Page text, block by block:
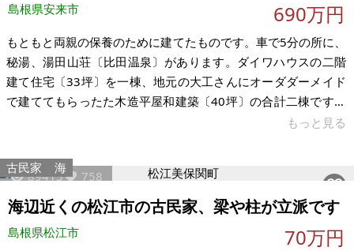
島根県安来市 690万円
もともと両親の保養のために建てたものです。車で5分の所に、
秘湯、湯田山荘〔比田温泉〕があります。ダイワハウスの二階
建て住宅〔33坪〕を一棟、地元の大工さんにオーダダーメイド
で建ててもらったた木造平屋和建築〔40坪〕の合計二棟です。
両親高齢のため現在荷物を全部出して、空室状態です。物件の
車で5分圏内に温泉がある点、中国山地の静かな場所に位置して
いる点で、米子インター、大山インターまで、車で1時間以内
で、イマイチな点は、道路から玄関まで少し坂道になっていま
す。 【物件概要】※古屋付土地（現状渡し）となります 場所:島
根県安来市広瀬町東比田
もっと見る
89413 758
古民家 海
海辺近くの松江市の古民家、梁や柱が立派です
島根県松江市 70万円